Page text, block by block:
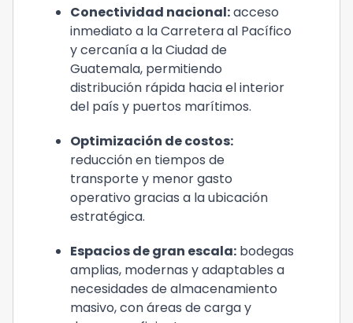
Conectividad nacional: acceso
inmediato a la Carretera al Pacífico
y cercanía a la Ciudad de
Guatemala, permitiendo
distribución rápida hacia el interior
del país y puertos marítimos.
Optimización de costos:
reducción en tiempos de
transporte y menor gasto
operativo gracias a la ubicación
estratégica.
Espacios de gran escala: bodegas
amplias, modernas y adaptables a
necesidades de almacenamiento
masivo, con áreas de carga y